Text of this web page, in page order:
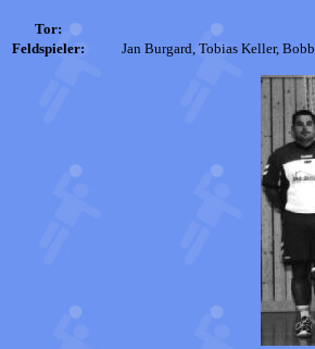
Tor:
Feldspieler:
Jan Burgard, Tobias Keller,